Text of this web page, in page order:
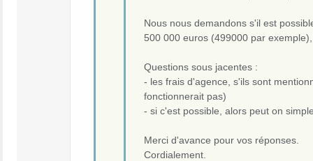
Nous nous demandons s'il est
500 000 euros (499000 par
Questions sous jacentes :
- les frais d'agence, s'ils sont
fonctionnerait pas)
- si c'est possible, alors peut on
Merci d'avance pour vos réponses.
Cordialement.